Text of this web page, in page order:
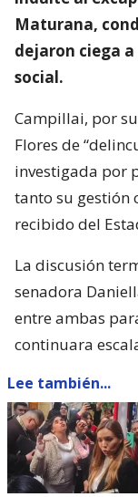
Maturana,
dejaron ciega
social.
Campillai, por
Flores de
investigada por
tanto su gestión
recibido del
La discusión
senadora
entre ambas
continuara
Lee también...